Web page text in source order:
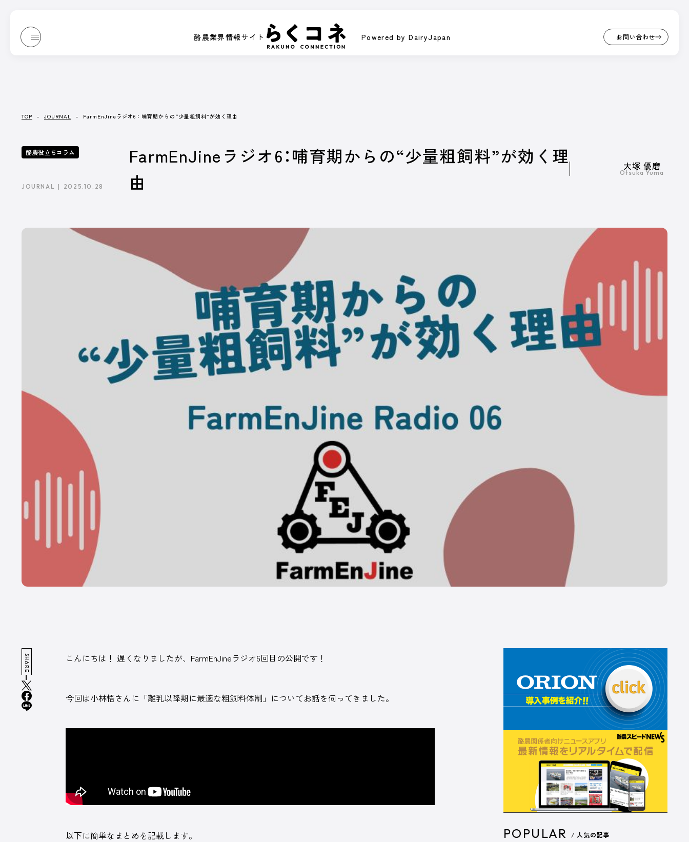
酪農業界情報サイト Powered by DairyJapan お問い合わせ
JOURNAL
/ ジャーナル
『Dairy Japan』からお送りする、もっと酪農がたのしくなるコンテンツです。
記事一覧へ
イベント／HotTopics
誌上展示会
PICK UP
/ オンライン展示場
記事一覧へ
オルテック・
ジャパン合同
会社
アサヒバイオ
サイクル株式
会社
株式会社コー
ンズ・エージ
ー
デラバル株式
会社
弘進ゴム株式
会社
ラレマンドバ
イオテック株
式会社
会社
ABOUT US
株式会社デーリィジャパン社は、酪農総合情報
誌『Dairy Japan』をはじめとする酪農家のた
酪農がますます面白くなり、酪農場がどんどん
魅力的になっていく―そのための酪農専門誌を
会社名
[本社] 〒162-0806 東京都新宿区榎町75番地
プライバシーポリシー
TOP - JOURNAL - FarmEnJineラジオ6：哺育期からの“少量粗飼料”が効く理由
酪農役立ちコラム
FarmEnJineラジオ6：哺育期からの“少量粗飼料”が効く理
由
JOURNAL 2025.10.28
大塚 優磨
Otsuka Yuma
SHARE こんにちは！ 遅くなりましたが、FarmEnJineラジオ6回目の公開です！
今回は小林悟さんに「離乳以降期に最適な粗飼料体制」についてお話を伺ってきました。
以下に簡単なまとめを記載します。 POPULAR / 人気の記事